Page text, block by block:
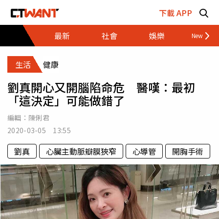
下載 APP
最新
社會 娛樂 財經
生活 健康
劉真開心又開腦陷命危 醫嘆：最初
「這決定」可能做錯了
編輯： 陳俐君
2020-03-05 13:55
劉真 心臟主動脈瓣膜狹窄 心導管 開胸手術